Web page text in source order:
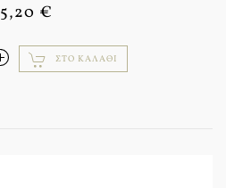
5,20 €
ΣΤΟ ΚΑΛΆΘΙ